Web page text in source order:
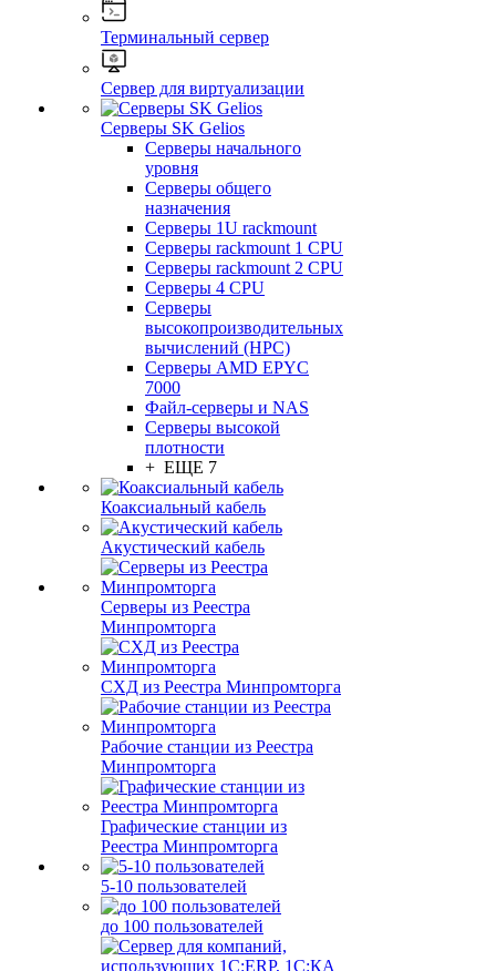
Терминальный сервер
Сервер для виртуализации
Серверы SK Gelios
Серверы начального
уровня
Серверы общего
назначения
Серверы 1U rackmount
Серверы rackmount 1 CPU
Серверы rackmount 2 CPU
Серверы 4 CPU
Серверы
высокопроизводительных
вычислений (HPC)
Серверы AMD EPYC
7000
Файл-серверы и NAS
Серверы высокой
плотности
+ ЕЩЕ 7
Коаксиальный кабель
Акустический кабель
Серверы из Реестра
Минпромторга
СХД из Реестра Минпромторга
Рабочие станции из Реестра
Минпромторга
Графические станции из
Реестра Минпромторга
5-10 пользователей
до 100 пользователей